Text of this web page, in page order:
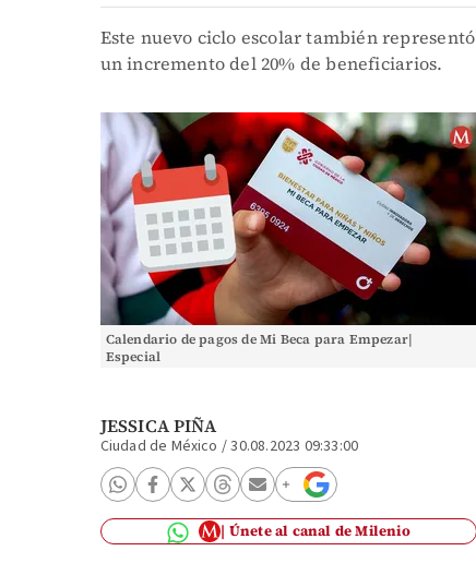
Este nuevo ciclo escolar también representó
un incremento del 20% de beneficiarios.
Calendario de pagos de Mi Beca para Empezar|
Especial
JESSICA PIÑA
Ciudad de México /30.08.2023 09:33:00
Únete al canal de Milenio